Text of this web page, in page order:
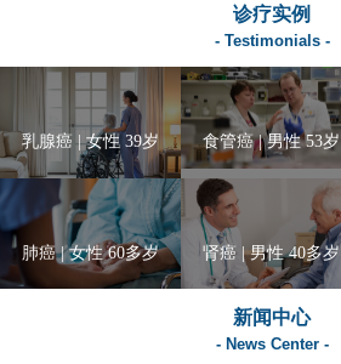
诊疗实例
- Testimonials -
乳腺癌 | 女性 39岁 食管癌 | 男性 53岁
肺癌 | 女性 60多岁 肾癌 | 男性 40多岁
新闻中心
- News Center -